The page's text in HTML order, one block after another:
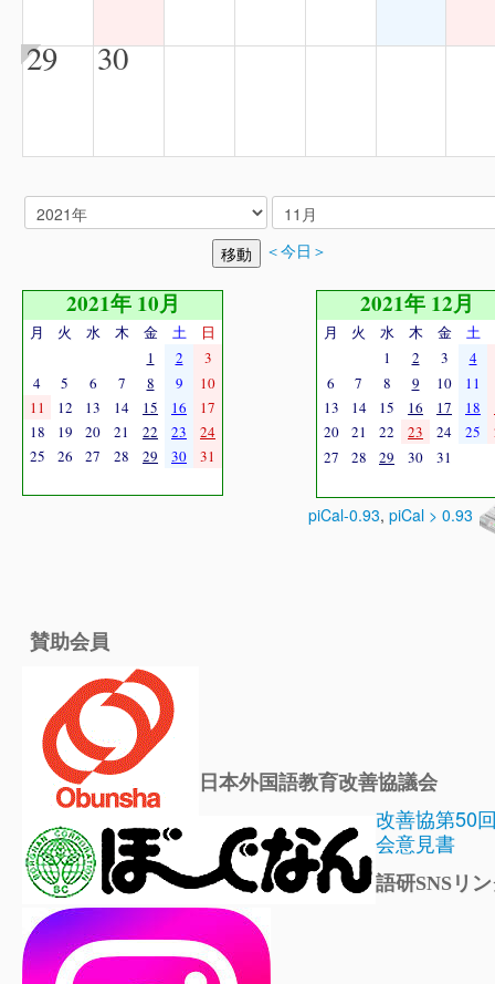
29 30
＜今日＞
2021年 10月
月 火 水 木 金 土
日
1
2
3
4
5 6 7 8 9
10
11
12 13 14 15 16
17
18
19 20 21 22 23
24
25
26 27 28 29 30 31
2021年 12月
月 火 水 木 金 土
1
2 3
4
6
7 8 9 10 11
13
14 15 16 17 18
20
21 22 23 24 25
27
28 29 30 31
piCal-0.93, piCal > 0.93
賛助会員
日本外国語教育改善協議会
改善協第50
会意見書
語研SNSリ